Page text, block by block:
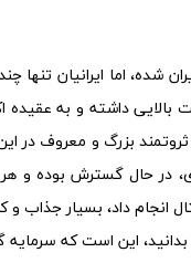
شده، اما ایرانیان
داشته و به عقیده
بزرگ و معروف در
در حال گسترش بوده و
انجام داد، بسیار جذاب و
این است که سرمایه